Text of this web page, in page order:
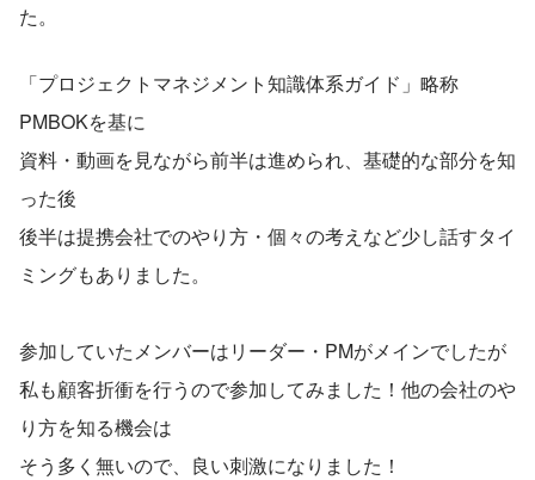
た。
「プロジェクトマネジメント知識体系ガイド」略称
PMBOKを基に
資料・動画を見ながら前半は進められ、基礎的な部分を知
った後
後半は提携会社でのやり方・個々の考えなど少し話すタイ
ミングもありました。
参加していたメンバーはリーダー・PMがメインでしたが
私も顧客折衝を行うので参加してみました！他の会社のや
り方を知る機会は
そう多く無いので、良い刺激になりました！